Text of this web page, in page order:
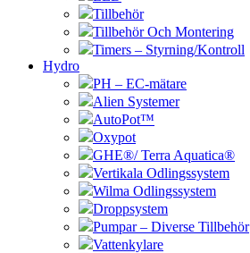
Tillbehör
Tillbehör Och Montering
Timers – Styrning/Kontroll
Hydro
PH – EC-mätare
Alien Systemer
AutoPot™
Oxypot
GHE®/ Terra Aquatica®
Vertikala Odlingssystem
Wilma Odlingssystem
Droppsystem
Pumpar – Diverse Tillbehör
Vattenkylare